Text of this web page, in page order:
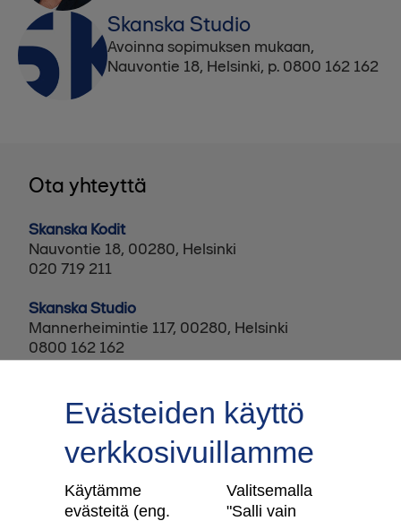
Skanska Studio
Avoinna sopimuksen mukaan,
Nauvontie 18, Helsinki, p. 0800 162 162
Ota yhteyttä
Skanska Kodit
Nauvontie 18, 00280, Helsinki
020 719 211
Skanska Studio
Mannerheimintie 117, 00280, Helsinki
0800 162 162
Tilaa uutiskirje
Evästeiden käyttö
verkkosivuillamme
Käytämme
evästeitä (eng.
Valitsemalla
"Salli vain